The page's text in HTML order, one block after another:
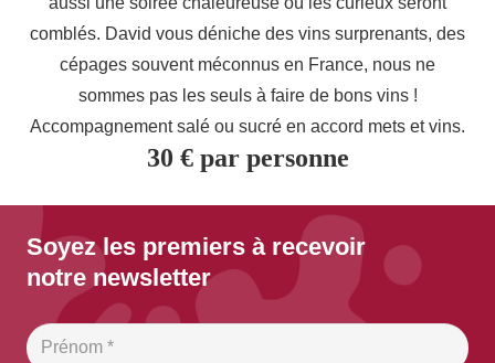
comblés. David vous déniche des vins surprenants, des
cépages souvent méconnus en France, nous ne
sommes pas les seuls à faire de bons vins !
Accompagnement salé ou sucré en accord mets et vins.
30 € par personne
Soyez les premiers à recevoir
notre newsletter